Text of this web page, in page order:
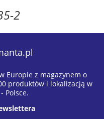
2
Europie z magazynem o
produktów i lokalizacją w
Polsce.